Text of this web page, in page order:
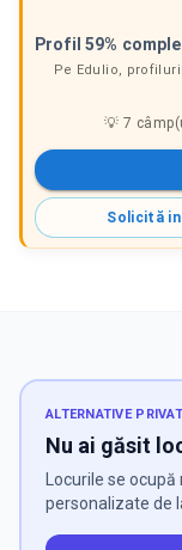
Profil 59%
Pe Edulio,
💡7
Solicită
ALTERNATIVE
Nu ai găsit
Locurile se
personalizate de